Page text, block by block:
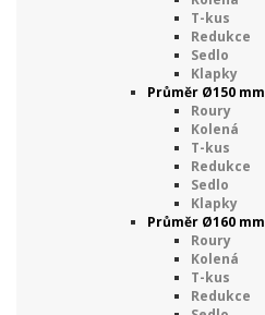
T-kus
Redukce
Sedlo
Klapky
Průměr Ø150 mm
Roury
Kolená
T-kus
Redukce
Sedlo
Klapky
Průměr Ø160 mm
Roury
Kolená
T-kus
Redukce